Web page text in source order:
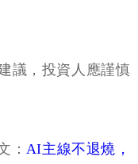
議，投資人應謹慎
：AI主線不退燒，